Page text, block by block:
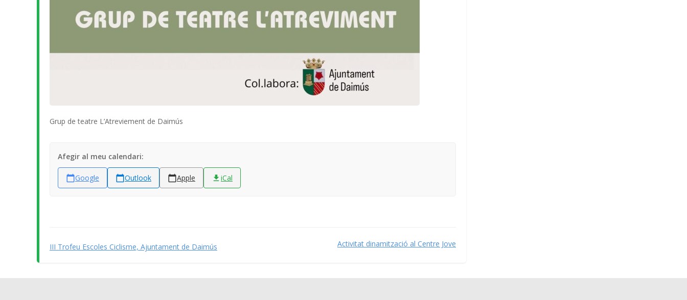
Grup de teatre L’Atreviement de Daimús
Afegir al meu calendari:
Google Outlook Apple iCal
III Trofeu Escoles Ciclisme, Ajuntament de Daimús Activitat dinamització al Centre Jove